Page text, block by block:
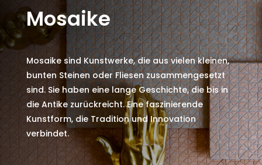
Mosaike
Mosaike sind Kunstwerke, die aus vielen kleinen,
bunten Steinen oder Fliesen zusammengesetzt
sind. Sie haben eine lange Geschichte, die bis in
die Antike zurückreicht. Eine faszinierende
Kunstform, die Tradition und Innovation
verbindet.